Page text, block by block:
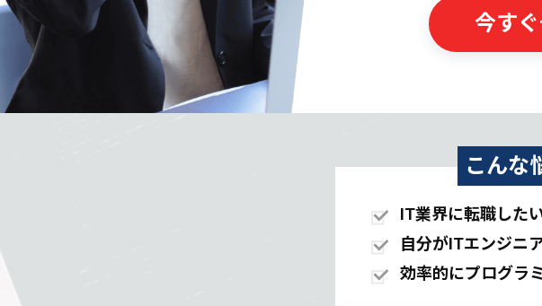
今す
こんな
IT業界に転職した
自分がITエンジニ
効率的にプログラ